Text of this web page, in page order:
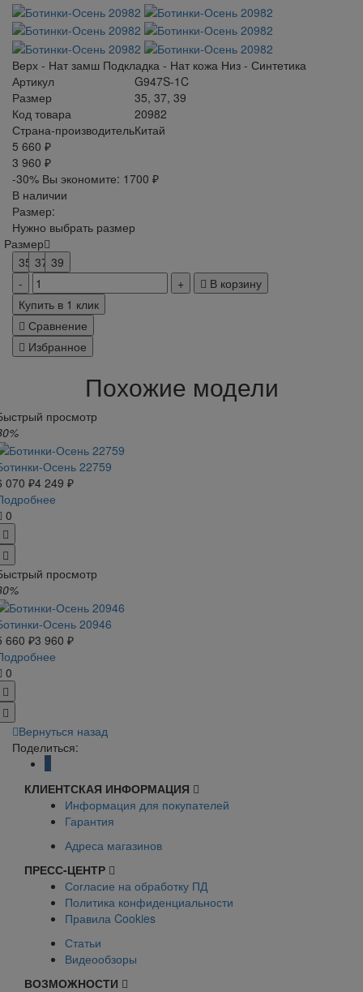
Верх - Нат замш Подкладка - Нат кожа Низ - Синтетика
Артикул
G947S-1C
Размер
35, 37, 39
Код товара
20982
Страна-производительКитай
5 660 ₽
3 960 ₽
-30% Вы экономите: 1700 ₽
В наличии
Размер:
Нужно выбрать размер
Размер
35 37 39
В корзину
Купить в 1 клик
Сравнение
Избранное
Похожие модели
просмотр
Осень 22759
070 ₽4 249 ₽
0
просмотр
Осень 20946
660 ₽3 960 ₽
0
Вернуться назад
Поделиться:
КЛИЕНТСКАЯ ИНФОРМАЦИЯ
Информация для покупателей
Гарантия
Адреса магазинов
ПРЕСС-ЦЕНТР
Согласие на обработку ПД
Политика конфиденциальности
Правила Cookies
Статьи
Видеообзоры
ВОЗМОЖНОСТИ